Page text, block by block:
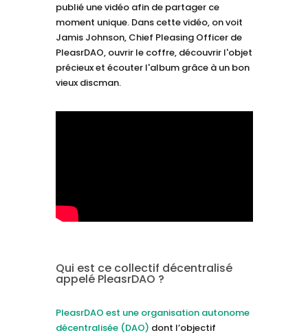
publié une vidéo afin de partager ce
moment unique. Dans cette vidéo, on voit
Jamis Johnson, Chief Pleasing Officer de
PleasrDAO, ouvrir le coffre, découvrir l'objet
précieux et écouter l'album grâce à un bon
vieux discman.
Qui est ce collectif décentralisé
appelé PleasrDAO ?
PleasrDAO est une organisation autonome
décentralisée (DAO) dont l’objectif